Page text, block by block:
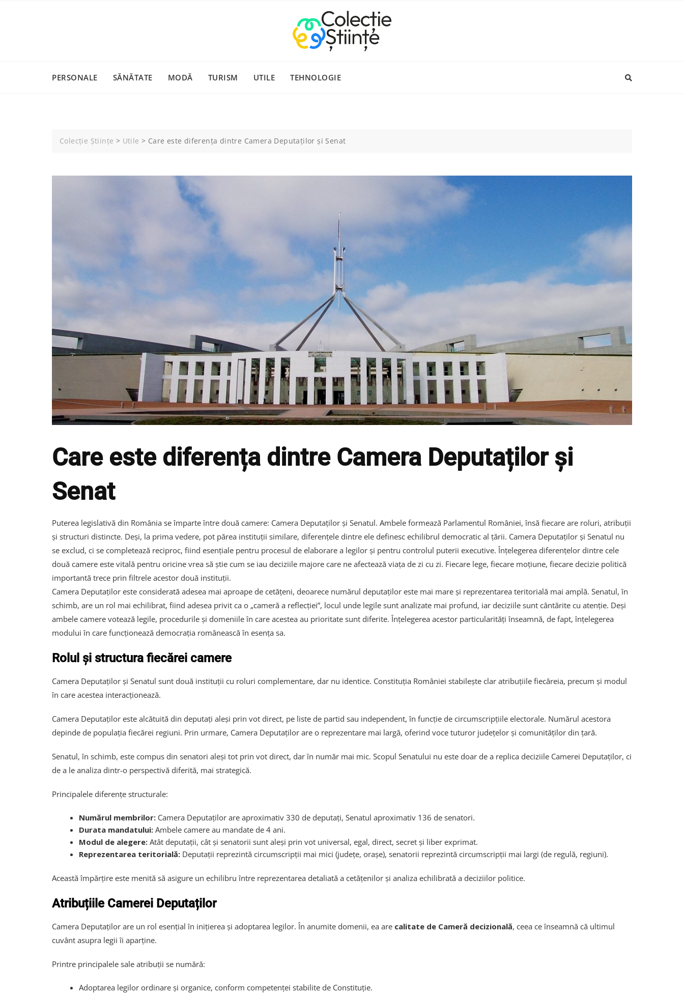
PERSONALE SĂNĂTATE MODĂ TURISM UTILE TEHNOLOGIE
Colecție Științe > Utile > Care este diferența dintre Camera Deputaților și Senat
Care este diferența dintre Camera Deputaților și
Senat
Puterea legislativă din România se împarte între două camere: Camera Deputaților și Senatul. Ambele formează Parlamentul României, însă fiecare are roluri, atribuții
și structuri distincte. Deși, la prima vedere, pot părea instituții similare, diferențele dintre ele definesc echilibrul democratic al țării. Camera Deputaților și Senatul nu
se exclud, ci se completează reciproc, fiind esențiale pentru procesul de elaborare a legilor și pentru controlul puterii executive. Înțelegerea diferențelor dintre cele
două camere este vitală pentru oricine vrea să știe cum se iau deciziile majore care ne afectează viața de zi cu zi. Fiecare lege, fiecare moțiune, fiecare decizie politică
importantă trece prin filtrele acestor două instituții.
Camera Deputaților este considerată adesea mai aproape de cetățeni, deoarece numărul deputaților este mai mare și reprezentarea teritorială mai amplă. Senatul, în
schimb, are un rol mai echilibrat, fiind adesea privit ca o „cameră a reflecției”, locul unde legile sunt analizate mai profund, iar deciziile sunt cântărite cu atenție. Deși
ambele camere votează legile, procedurile și domeniile în care acestea au prioritate sunt diferite. Înțelegerea acestor particularități înseamnă, de fapt, înțelegerea
modului în care funcționează democrația românească în esența sa.
Rolul și structura fiecărei camere
Camera Deputaților și Senatul sunt două instituții cu roluri complementare, dar nu identice. Constituția României stabilește clar atribuțiile fiecăreia, precum și modul
în care acestea interacționează.
Camera Deputaților este alcătuită din deputați aleși prin vot direct, pe liste de partid sau independent, în funcție de circumscripțiile electorale. Numărul acestora
depinde de populația fiecărei regiuni. Prin urmare, Camera Deputaților are o reprezentare mai largă, oferind voce tuturor județelor și comunităților din țară.
Senatul, în schimb, este compus din senatori aleși tot prin vot direct, dar în număr mai mic. Scopul Senatului nu este doar de a replica deciziile Camerei Deputaților, ci
de a le analiza dintr-o perspectivă diferită, mai strategică.
Principalele diferențe structurale:
Numărul membrilor: Camera Deputaților are aproximativ 330 de deputați, Senatul aproximativ 136 de senatori.
Durata mandatului: Ambele camere au mandate de 4 ani.
Modul de alegere: Atât deputații, cât și senatorii sunt aleși prin vot universal, egal, direct, secret și liber exprimat.
Reprezentarea teritorială: Deputații reprezintă circumscripții mai mici (județe, orașe), senatorii reprezintă circumscripții mai largi (de regulă, regiuni).
Această împărțire este menită să asigure un echilibru între reprezentarea detaliată a cetățenilor și analiza echilibrată a deciziilor politice.
Atribuțiile Camerei Deputaților
Camera Deputaților are un rol esențial în inițierea și adoptarea legilor. În anumite domenii, ea are calitate de Cameră decizională, ceea ce înseamnă că ultimul
cuvânt asupra legii îi aparține.
Printre principalele sale atribuții se numără:
Adoptarea legilor ordinare și organice, conform competenței stabilite de Constituție.